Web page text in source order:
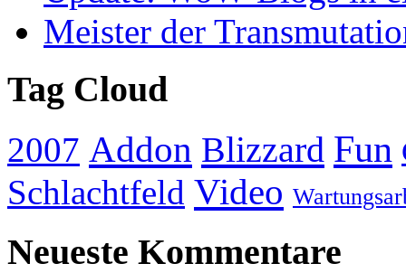
Meister der
Tag Cloud
2007 Addon Blizzard Fun
Schlachtfeld Video
Neueste Kommentare